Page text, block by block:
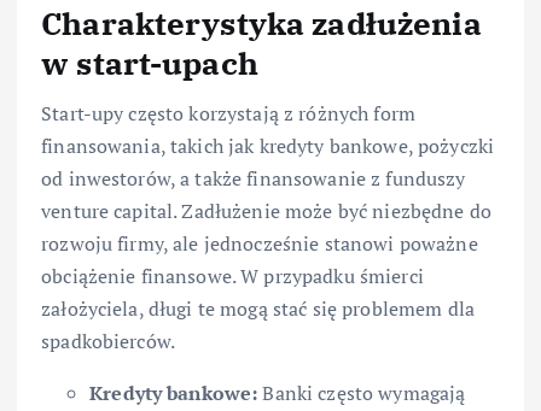
Charakterystyka zadłużenia
w start-upach
Start-upy często korzystają z różnych form
finansowania, takich jak kredyty bankowe, pożyczki
od inwestorów, a także finansowanie z funduszy
venture capital. Zadłużenie może być niezbędne do
rozwoju firmy, ale jednocześnie stanowi poważne
obciążenie finansowe. W przypadku śmierci
założyciela, długi te mogą stać się problemem dla
spadkobierców.
Kredyty bankowe:Banki często wymagają